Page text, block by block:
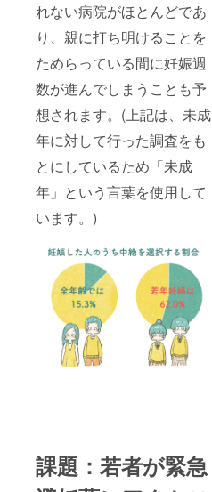
れない病院がほとんどであ
り、親に打ち明けることを
ためらっている間に妊娠週
数が進んでしまうことも予
想されます。(上記は、未成
年に対して行った調査をも
とにしているため「未成
年」という言葉を使用して
います。)
課題：若者が緊急